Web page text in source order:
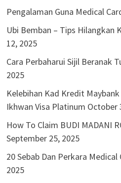
Pengalaman Guna Medical
Ubi Bemban – Tips Hilangkan
12, 2025
Cara Perbaharui Sijil Beranak
2025
Kelebihan Kad Kredit
Ikhwan Visa Platinum October
How To Claim BUDI MADANI
September 25, 2025
20 Sebab Dan Perkara Medical
2025